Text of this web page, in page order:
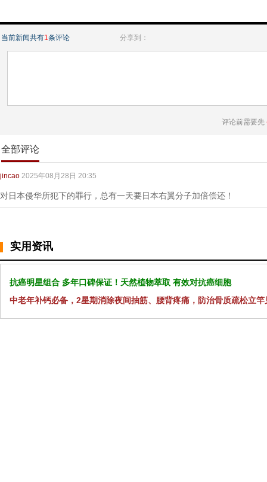
当前新闻共有1条评论 分享到：
评论前需要先
全部评论
jincao 2025年08月28日 20:35
对日本侵华所犯下的罪行，总有一天要日本右翼分子加倍偿还！
实用资讯
抗癌明星组合 多年口碑保证！天然植物萃取 有效对抗癌细胞
中老年补钙必备，2星期消除夜间抽筋、腰背疼痛，防治骨质疏松立竿